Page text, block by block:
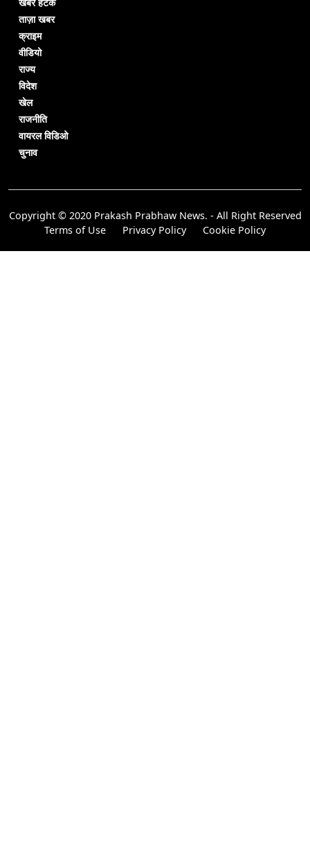
खबरें हटके
ताज़ा खबर
क्राइम
वीडियो
राज्य
विदेश
खेल
राजनीति
वायरल विडिओ
चुनाव
Copyright © 2020 Prakash Prabhaw News. - All Right Reserved
Terms of Use
Privacy Policy Cookie Policy